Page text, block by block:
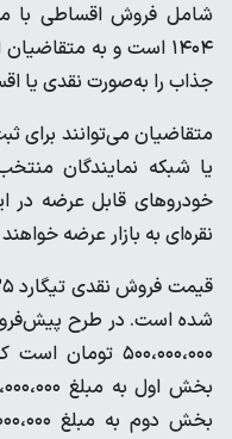
شامل فروش اقساطی با
۱۴۰۴ است و به
جذاب را به‌صورت نقدی یا
متقاضیان می‌توانند برای
یا شبکه نمایندگان
خودروهای قابل عرضه
نقره‌ای به بازار عرضه
شده است. در طرح
۵۰۰،۰۰۰،۰۰۰